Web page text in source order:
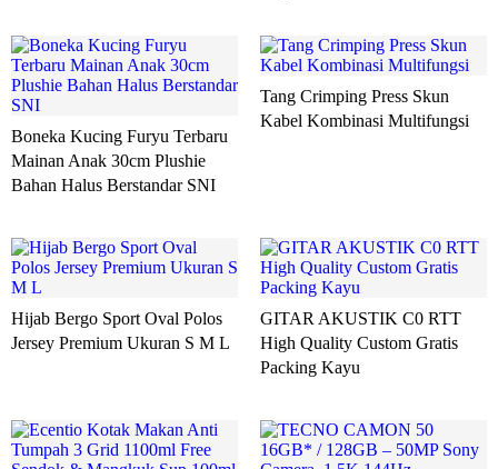
Boneka Kucing Furyu Terbaru
Mainan Anak 30cm Plushie
Bahan Halus Berstandar SNI
Tang Crimping Press Skun
Kabel Kombinasi Multifungsi
Hijab Bergo Sport Oval Polos
Jersey Premium Ukuran S M L
GITAR AKUSTIK C0 RTT
High Quality Custom Gratis
Packing Kayu